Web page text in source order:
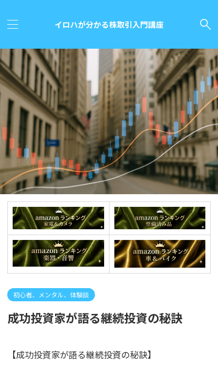
イロハが分かる株取引入門講座
初心者、メンタル、体験談
成功投資家が語る継続投資の秘訣
【成功投資家が語る継続投資の秘訣】